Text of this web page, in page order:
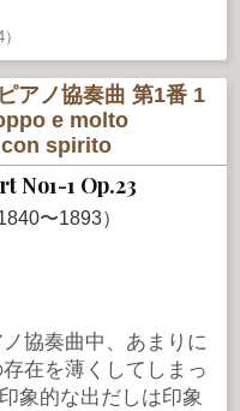
アノ協奏曲 第1番 1
e molto
spirito
No1-1 Op.23
〜1893）
協奏曲中、あまりに
在を薄くしてしまっ
象的な出だしは印象